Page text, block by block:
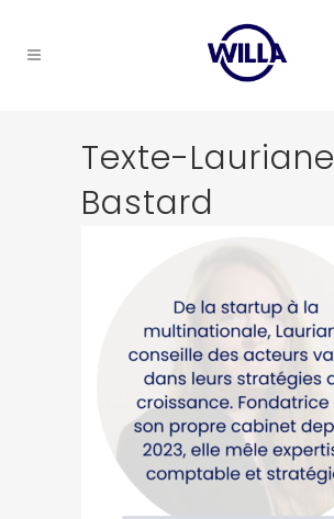
Texte-Lauriane
Bastard